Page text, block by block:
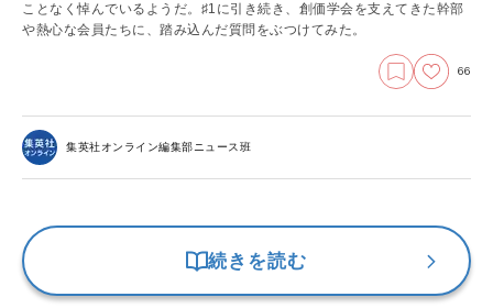
ことなく悼んでいるようだ。♯1に引き続き、創価学会を支えてきた幹部
や熱心な会員たちに、踏み込んだ質問をぶつけてみた。
66
集英社オンライン編集部ニュース班
続きを読む